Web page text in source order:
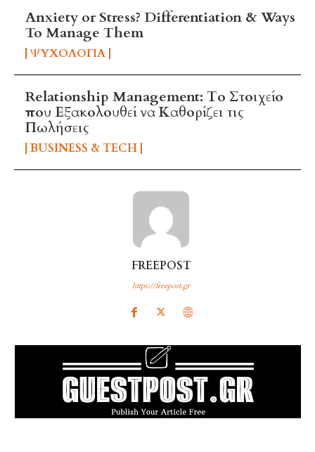
Anxiety or Stress? Differentiation & Ways
To Manage Them
ΨΥΧΟΛΟΓΊΑ
Relationship Management: Το Στοιχείο
που Εξακολουθεί να Καθορίζει τις
Πωλήσεις
BUSINESS & TECH
FREEPOST
https://freepost.gr